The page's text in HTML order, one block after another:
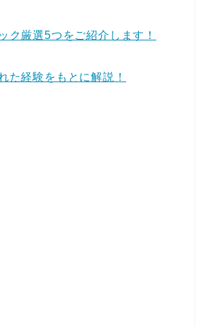
ク厳選5つをご紹介します！
た経験をもとに解説！